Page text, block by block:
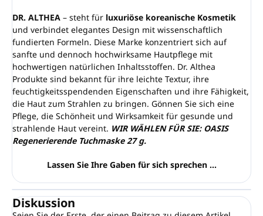
DR. ALTHEA – steht für luxuriöse koreanische Kosmetik
und verbindet elegantes Design mit wissenschaftlich
fundierten Formeln. Diese Marke konzentriert sich auf
sanfte und dennoch hochwirksame Hautpflege mit
hochwertigen natürlichen Inhaltsstoffen. Dr. Althea
Produkte sind bekannt für ihre leichte Textur, ihre
feuchtigkeitsspendenden Eigenschaften und ihre Fähigkeit,
die Haut zum Strahlen zu bringen. Gönnen Sie sich eine
Pflege, die Schönheit und Wirksamkeit für gesunde und
strahlende Haut vereint. WIR WÄHLEN FÜR SIE: OASIS
Regenerierende Tuchmaske 27 g.
Lassen Sie Ihre Gaben für sich sprechen ...
Diskussion